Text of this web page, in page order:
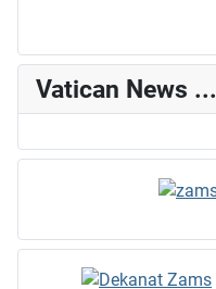
Vatican News ...